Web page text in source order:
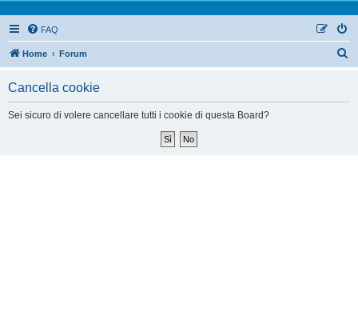
FAQ
Home Forum
Cancella cookie
Sei sicuro di volere cancellare tutti i cookie di questa Board?